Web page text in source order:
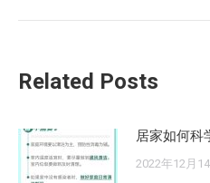
Related Posts
居家如何科
2022年12月14